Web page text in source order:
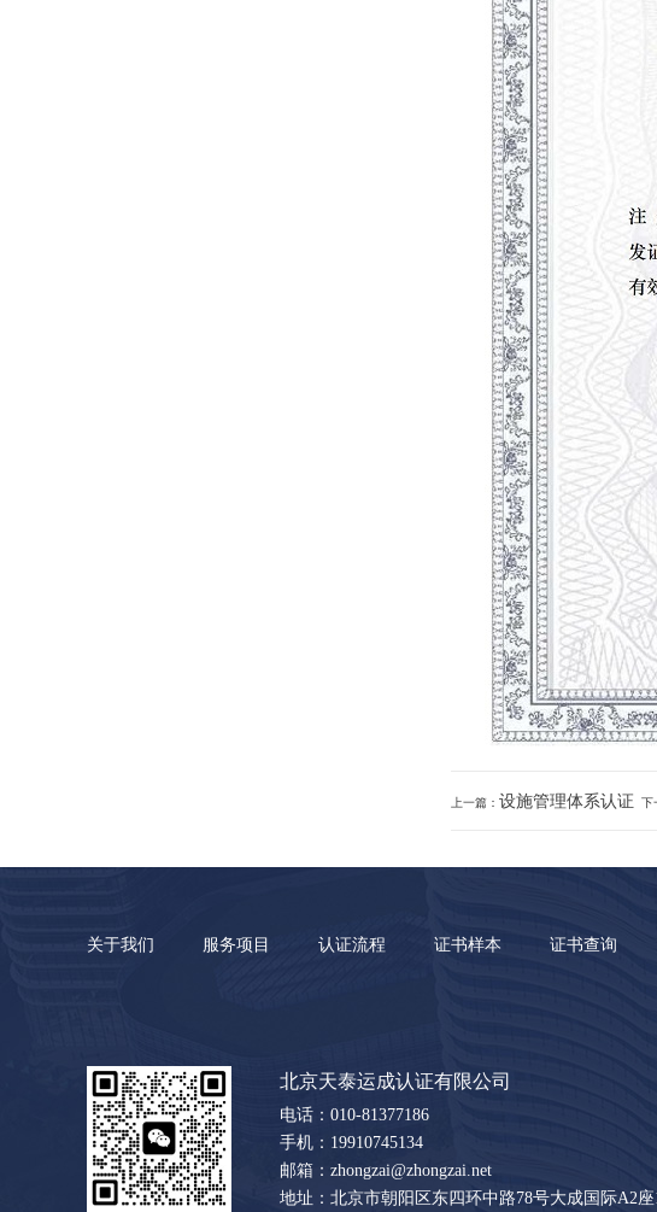
上一篇： 设施管理体系认证 下
关于我们 服务项目 认证流程 证书样本 证书查询
北京天泰运成认证有限公司
电话：010-81377186
手机：19910745134
邮箱：zhongzai@zhongzai.net
地址：北京市朝阳区东四环中路78号大成国际A2座